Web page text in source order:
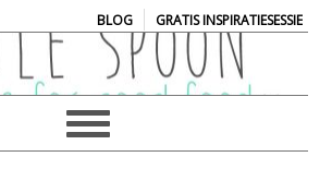
BLOG| GRATIS INSPIRATIESESSIE